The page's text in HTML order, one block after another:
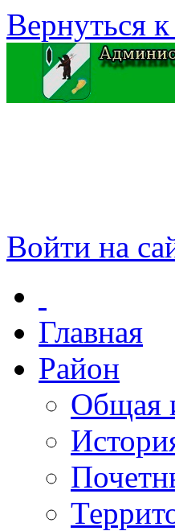
Вернуться
Войти на
Главная
Район
Общая